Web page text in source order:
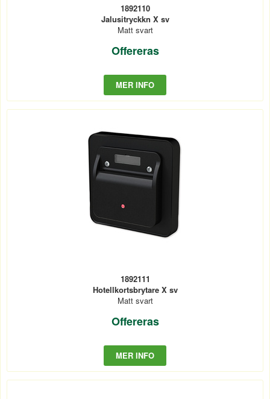
1892110
Jalusitryckkn X sv
Matt svart
Offereras
MER INFO
1892111
Hotellkortsbrytare X sv
Matt svart
Offereras
MER INFO